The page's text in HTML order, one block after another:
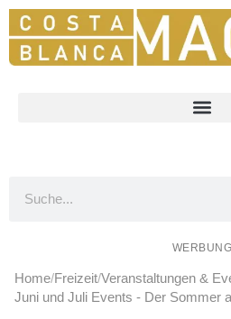
WERBUNG
Home Freizeit Veranstaltungen &
Juni und Juli Events - Der Sommer